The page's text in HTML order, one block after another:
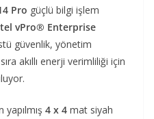
Pro güçlü bilgi işlem
vPro® Enterprise
güvenlik, yönetim
akıllı enerji verimliliği için
4 x 4 mat siyah